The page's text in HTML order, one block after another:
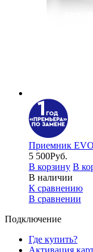
Приемник
5 500Руб.
В корзину В
В наличии
К сравнению
В сравнении
Подключение
Где купить?
Активация